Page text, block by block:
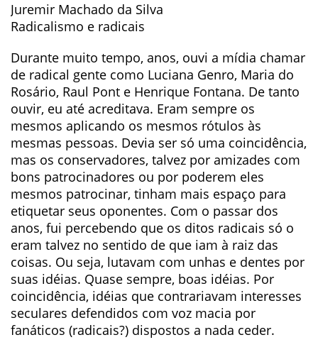
Juremir Machado da Silva
Radicalismo e radicais
Durante muito tempo, anos, ouvi a mídia chamar
de radical gente como Luciana Genro, Maria do
Rosário, Raul Pont e Henrique Fontana. De tanto
ouvir, eu até acreditava. Eram sempre os
mesmos aplicando os mesmos rótulos às
mesmas pessoas. Devia ser só uma coincidência,
mas os conservadores, talvez por amizades com
bons patrocinadores ou por poderem eles
mesmos patrocinar, tinham mais espaço para
etiquetar seus oponentes. Com o passar dos
anos, fui percebendo que os ditos radicais só o
eram talvez no sentido de que iam à raiz das
coisas. Ou seja, lutavam com unhas e dentes por
suas idéias. Quase sempre, boas idéias. Por
coincidência, idéias que contrariavam interesses
seculares defendidos com voz macia por
fanáticos (radicais?) dispostos a nada ceder.